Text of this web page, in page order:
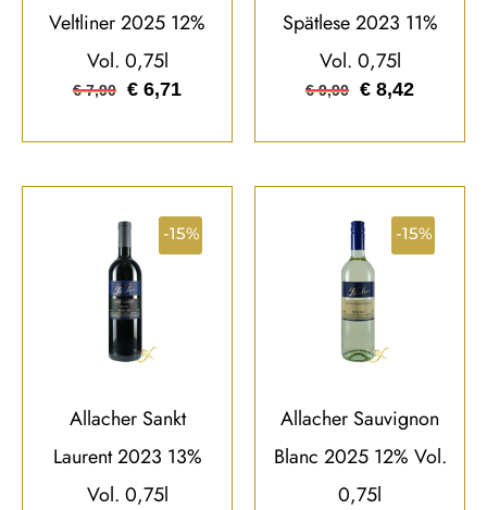
Veltliner 2025 12%
Vol. 0,75l
€7,90 € 6,71
Spätlese 2023 11%
Vol. 0,75l
€9,90 € 8,42
-15%
Allacher Sankt
Laurent 2023 13%
Vol. 0,75l
-15%
Allacher Sauvignon
Blanc 2025 12% Vol.
0,75l